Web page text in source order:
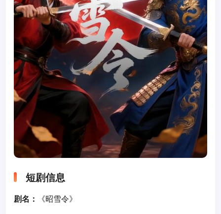
短剧信息
剧名： 《昭雪令》